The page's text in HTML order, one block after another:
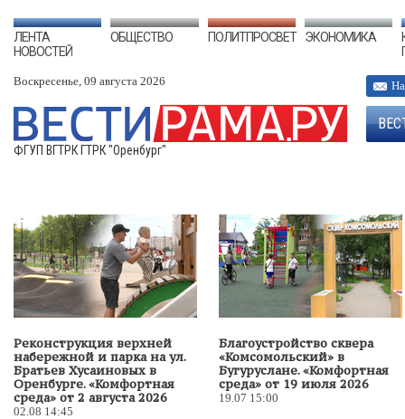
ЛЕНТА
НОВОСТЕЙ
ОБЩЕСТВО ПОЛИТПРОСВЕТ ЭКОНОМИКА
Воскресенье, 09 августа 2026
ФГУП ВГТРК ГТРК "Оренбург"
Реконструкция верхней
набережной и парка на ул.
Братьев Хусаиновых в
Оренбурге. «Комфортная
среда» от 2 августа 2026
02.08 14:45
Благоустройство сквера
«Комсомольский» в
Бугуруслане. «Комфортная
среда» от 19 июля 2026
19.07 15:00